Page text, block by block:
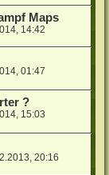
Maps
14:42
01:47
?
15:03
20:16